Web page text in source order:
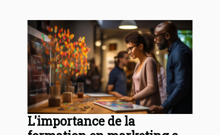
L'importance de la